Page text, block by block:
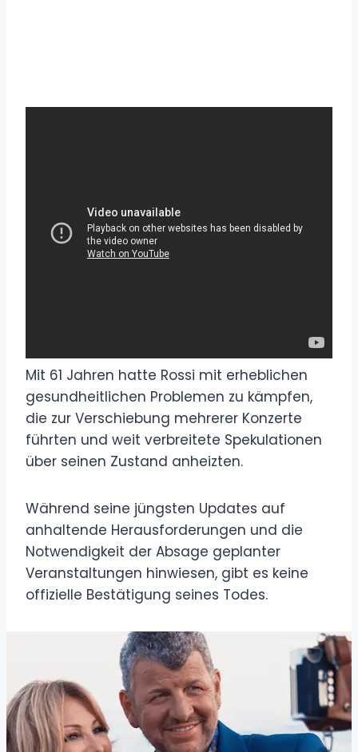
Mit 61 Jahren hatte Rossi mit erheblichen
gesundheitlichen Problemen zu kämpfen,
die zur Verschiebung mehrerer Konzerte
führten und weit verbreitete Spekulationen
über seinen Zustand anheizten.
Während seine jüngsten Updates auf
anhaltende Herausforderungen und die
Notwendigkeit der Absage geplanter
Veranstaltungen hinwiesen, gibt es keine
offizielle Bestätigung seines Todes.